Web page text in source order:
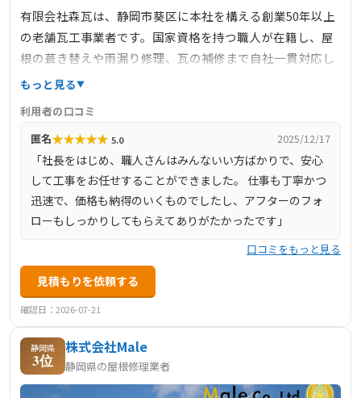
有限会社森瓦は、静岡市葵区に本社を構える創業50年以上
の老舗瓦工事業者です。国家資格を持つ職人が在籍し、屋
根の葺き替えや雨漏り修理、瓦の補修まで自社一貫対応し
ているのが特徴です。地域密着で実績も豊富、見えない屋
頼でも安心して任せられます。施工後のアフターフォロー
も充実しており、信頼できる屋根修理業者を探している方
にとって、確かな技術と誠実さが感じられる頼もしい一社
です。
もっと見る
利用者の口コミ
匿名★★★★★ 5.0 2025/12/17
「社長をはじめ、職人さんはみんないい方ばかりで、安心
して工事をお任せすることができました。 仕事も丁寧かつ
迅速で、価格も納得のいくものでしたし、アフターのフォ
ローもしっかりしてもらえてありがたかったです」
口コミをもっと見る
見積もりを依頼する
確認日：2026-07-21
静岡県
3位
株式会社Male
静岡県の屋根修理業者